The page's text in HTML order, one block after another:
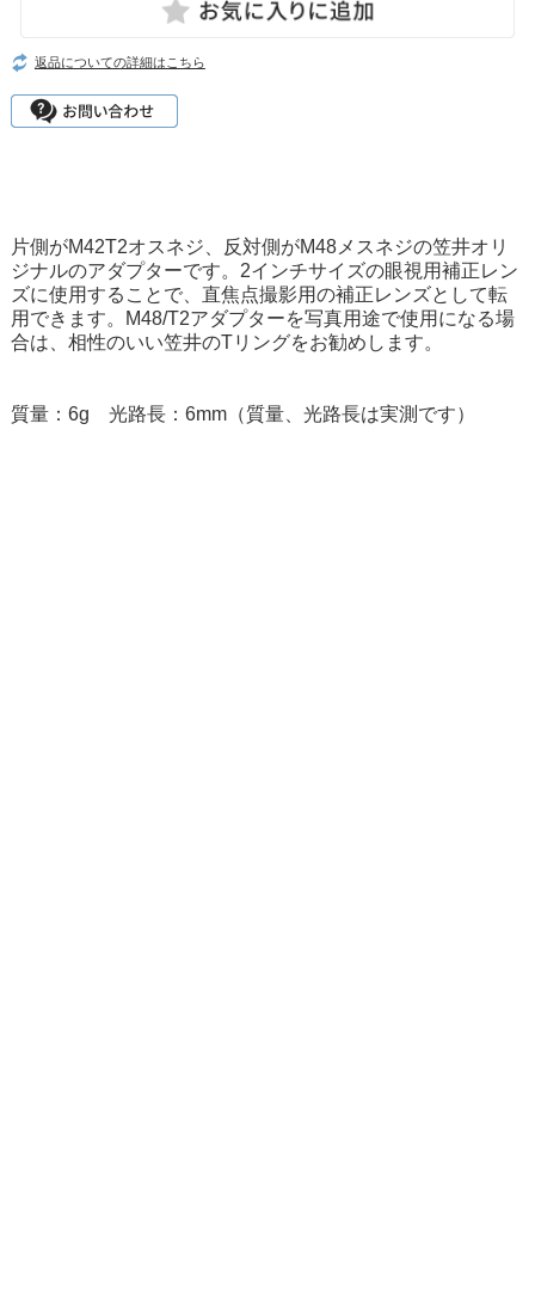
返品についての詳細はこちら
片側がM42T2オスネジ、反対側がM48メスネジの笠井オリ
ジナルのアダプターです。2インチサイズの眼視用補正レン
ズに使用することで、直焦点撮影用の補正レンズとして転
用できます。M48/T2アダプターを写真用途で使用になる場
合は、相性のいい笠井のTリングをお勧めします。
質量：6g 光路長：6mm（質量、光路長は実測です）